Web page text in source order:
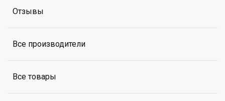
Отзывы
Все производители
Все товары